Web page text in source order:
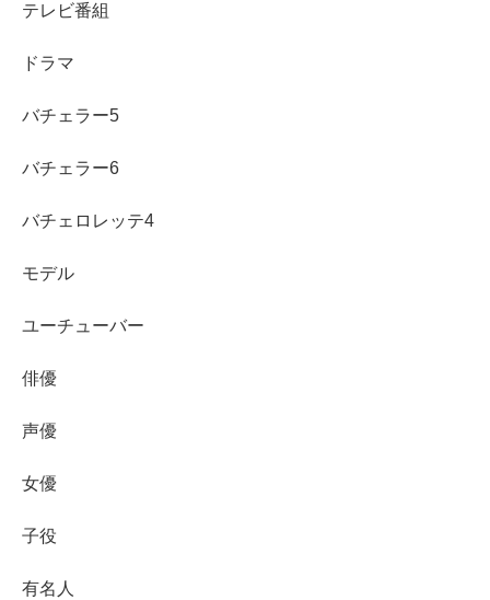
まとめ
テレビ番組
ドラマ
バチェラー5
バチェラー6
バチェロレッテ4
モデル
ユーチューバー
俳優
声優
女優
子役
有名人